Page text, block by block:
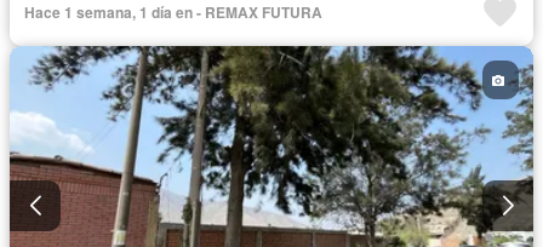
Hace 1 semana, 1 día en - REMAX FUTURA